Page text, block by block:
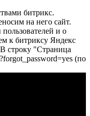
битрикс.
на него сайт.
и о
к битриксу Яндекс
строку "Страница
(по